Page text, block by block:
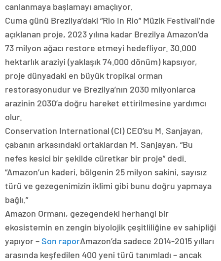
canlanmaya başlamayı amaçlıyor.
Cuma günü Brezilya’daki “Rio In Rio” Müzik Festivali’nde
açıklanan proje, 2023 yılına kadar Brezilya Amazon’da
73 milyon ağacı restore etmeyi hedefliyor. 30.000
hektarlık araziyi (yaklaşık 74.000 dönüm) kapsıyor,
proje dünyadaki en büyük tropikal orman
restorasyonudur ve Brezilya’nın 2030 milyonlarca
arazinin 2030’a doğru hareket ettirilmesine yardımcı
olur.
Conservation International (CI) CEO’su M. Sanjayan,
çabanın arkasındaki ortaklardan M. Sanjayan, “Bu
nefes kesici bir şekilde cüretkar bir proje” dedi.
“Amazon’un kaderi, bölgenin 25 milyon sakini, sayısız
türü ve gezegenimizin iklimi gibi bunu doğru yapmaya
bağlı.”
Amazon Ormanı, gezegendeki herhangi bir
ekosistemin en zengin biyolojik çeşitliliğine ev sahipliği
yapıyor –Son raporAmazon’da sadece 2014-2015 yılları
arasında keşfedilen 400 yeni türü tanımladı – ancak